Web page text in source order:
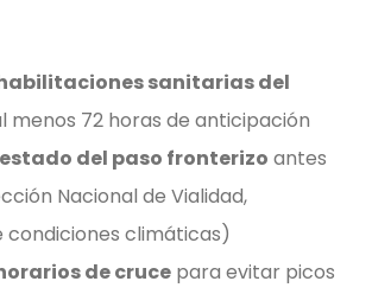
sanitarias del
menos 72 horas de anticipación
del paso fronterizo antes
Nacional de Vialidad,
condiciones climáticas)
de cruce para evitar picos